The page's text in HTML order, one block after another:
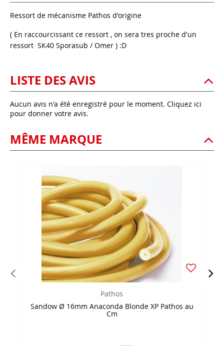
Ressort de mécanisme Pathos d'origine
( En raccourcissant ce ressort , on sera tres proche d'un
ressort SK40 Sporasub / Omer ) :D
LISTE DES AVIS
Aucun avis n'a été enregistré pour le moment. Cliquez ici
pour donner votre avis.
MÊME MARQUE
Pathos
Sandow Ø 16mm Anaconda Blonde XP Pathos au
Cm